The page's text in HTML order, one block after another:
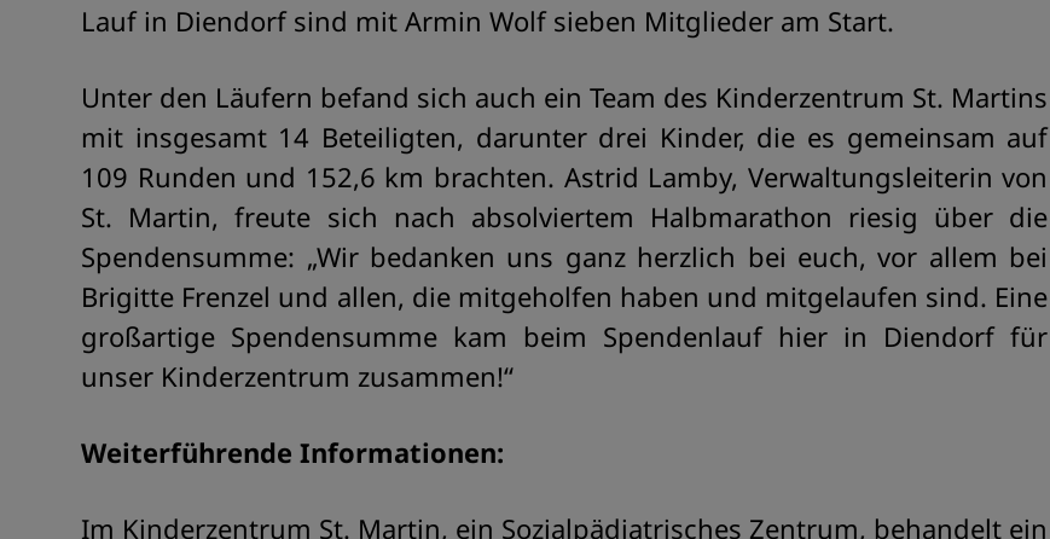
Lauf in Diendorf sind mit Armin Wolf sieben Mitglieder am Start.
Unter den Läufern befand sich auch ein Team des Kinderzentrum St. Martins
mit insgesamt 14 Beteiligten, darunter drei Kinder, die es gemeinsam auf
109 Runden und 152,6 km brachten. Astrid Lamby, Verwaltungsleiterin von
St. Martin, freute sich nach absolviertem Halbmarathon riesig über die
Spendensumme: „Wir bedanken uns ganz herzlich bei euch, vor allem bei
Brigitte Frenzel und allen, die mitgeholfen haben und mitgelaufen sind. Eine
großartige Spendensumme kam beim Spendenlauf hier in Diendorf für
unser Kinderzentrum zusammen!“
Weiterführende Informationen:
Im Kinderzentrum St. Martin, ein Sozialpädiatrisches Zentrum, behandelt ein